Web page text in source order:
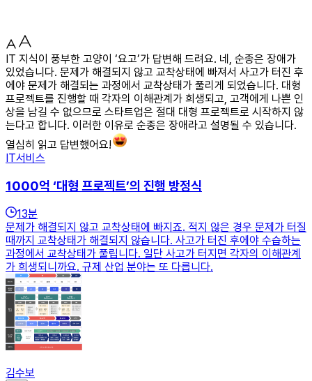
IT 지식이 풍부한 고양이 ‘요고’가 답변해 드려요. 네, 순종은 장애가
있었습니다. 문제가 해결되지 않고 교착상태에 빠져서 사고가 터진 후
에야 문제가 해결되는 과정에서 교착상태가 풀리게 되었습니다. 대형
프로젝트를 진행할 때 각자의 이해관계가 희생되고, 고객에게 나쁜 인
상을 남길 수 없으므로 스타트업은 절대 대형 프로젝트로 시작하지 않
는다고 합니다. 이러한 이유로 순종은 장애라고 설명될 수 있습니다.
열심히 읽고 답변했어요!
IT서비스
1000억 ‘대형 프로젝트’의 진행 방정식
13분
문제가 해결되지 않고 교착상태에 빠지죠. 적지 않은 경우 문제가 터질
때까지 교착상태가 해결되지 않습니다. 사고가 터진 후에야 수습하는
과정에서 교착상태가 풀립니다. 일단 사고가 터지면 각자의 이해관계
가 희생되니까요. 규제 산업 분야는 또 다릅니다.
김수보